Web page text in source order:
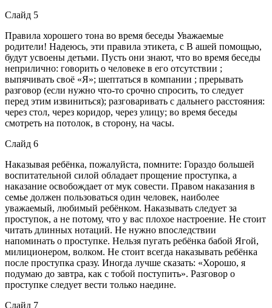
Слайд 5
Правила хорошего тона во время беседы Уважаемые
родители! Надеюсь, эти правила этикета, с В ашей помощью,
будут усвоены детьми. Пусть они знают, что во время беседы
неприлично: говорить о человеке в его отсутствии ;
выпячивать своё «Я»; шептаться в компании ; прерывать
разговор (если нужно что-то срочно спросить, то следует
перед этим извиниться); разговаривать с дальнего расстояния:
через стол, через коридор, через улицу; во время беседы
смотреть на потолок, в сторону, на часы.
Слайд 6
Наказывая ребёнка, пожалуйста, помните: Гораздо большей
воспитательной силой обладает прощение проступка, а
наказание освобождает от мук совести. Правом наказания в
семье должен пользоваться один человек, наиболее
уважаемый, любимый ребёнком. Наказывать следует за
проступок, а не потому, что у вас плохое настроение. Не стоит
читать длинных нотаций. Не нужно впоследствии
напоминать о проступке. Нельзя пугать ребёнка бабой Ягой,
милиционером, волком. Не стоит всегда наказывать ребёнка
после проступка сразу. Иногда лучше сказать: «Хорошо, я
подумаю до завтра, как с тобой поступить». Разговор о
проступке следует вести только наедине.
Слайд 7